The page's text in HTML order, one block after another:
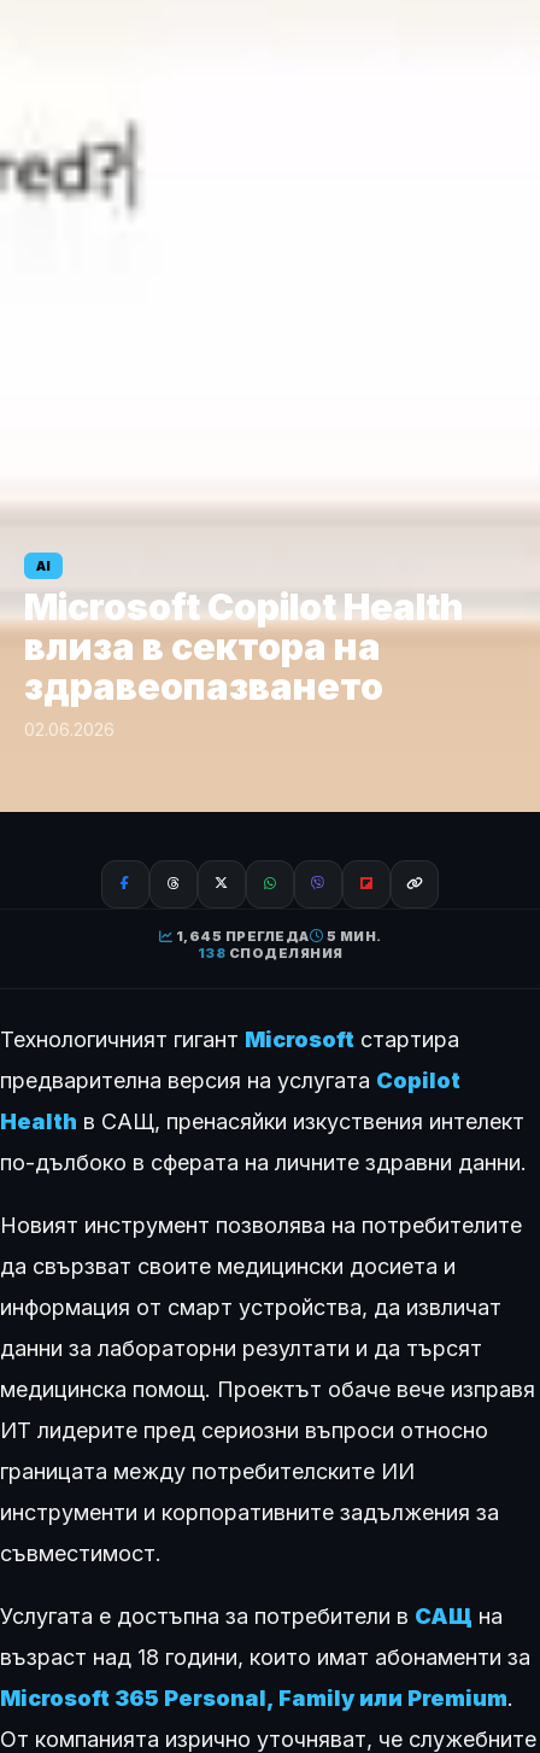
AI
Microsoft Copilot Health
влиза в сектора на
здравеопазването
02.06.2026
1,645 ПРЕГЛЕДА
5 МИН.
138 СПОДЕЛЯНИЯ
Технологичният гигант Microsoft стартира
предварителна версия на услугата Copilot
Health в САЩ, пренасяйки изкуствения интелект
по-дълбоко в сферата на личните здравни данни.
Новият инструмент позволява на потребителите
да свързват своите медицински досиета и
информация от смарт устройства, да извличат
данни за лабораторни резултати и да търсят
медицинска помощ. Проектът обаче вече изправя
ИТ лидерите пред сериозни въпроси относно
границата между потребителските ИИ
инструменти и корпоративните задължения за
съвместимост.
Услугата е достъпна за потребители в САЩ на
възраст над 18 години, които имат абонаменти за
Microsoft 365 Personal, Family или Premium.
От компанията изрично уточняват, че служебните